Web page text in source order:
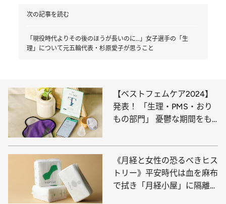
次の記事を読む
「現役時代よりその後のほうが長いのに…」女子選手の「生
理」について元五輪代表・杉原愛子が思うこと
【ベストフェムケア2024】
発表！ 「生理・PMS・おり
もの部門」 憂鬱な期間をも
《月経と女性の恐るべきヒス
トリー》平安時代は血を麻布
で拭き「月経小屋」に隔離…